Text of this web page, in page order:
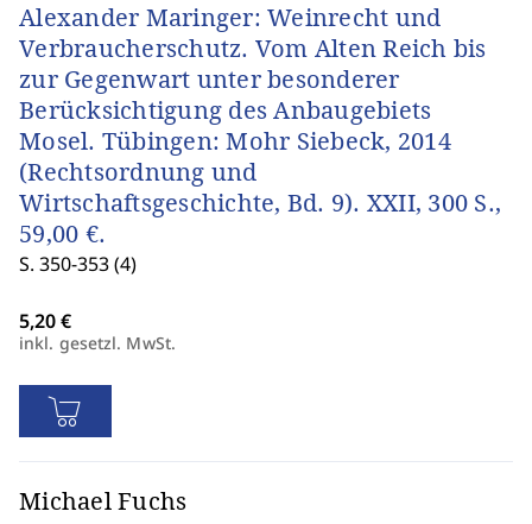
Alexander Maringer: Weinrecht und
Verbraucherschutz. Vom Alten Reich bis
zur Gegenwart unter besonderer
Berücksichtigung des Anbaugebiets
Mosel. Tübingen: Mohr Siebeck, 2014
(Rechtsordnung und
Wirtschaftsgeschichte, Bd. 9). XXII, 300 S.,
59,00 €.
S. 350-353 (4)
inkl. gesetzl. MwSt.
Michael Fuchs